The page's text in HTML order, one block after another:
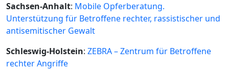
Sachsen-Anhalt: Mobile Opferberatung.
Unterstützung für Betroffene rechter, rassistischer und
antisemitischer Gewalt
Schleswig-Holstein: ZEBRA – Zentrum für Betroffene
rechter Angriffe